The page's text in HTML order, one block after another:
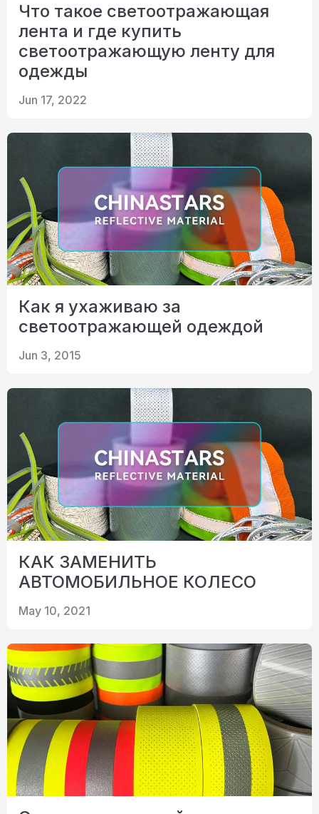
Что такое светоотражающая
лента и где купить
светоотражающую ленту для
одежды
Jun 17, 2022
Как я ухаживаю за
светоотражающей одеждой
Jun 3, 2015
КАК ЗАМЕНИТЬ
АВТОМОБИЛЬНОЕ КОЛЕСО
May 10, 2021